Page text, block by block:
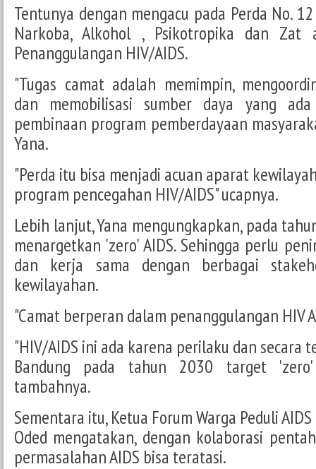
Tentunya dengan mengacu pada Perda No.
Narkoba, Alkohol , Psikotropika dan Zat
Penanggulangan HIV/AIDS.
"Tugas camat adalah memimpin,
dan memobilisasi sumber daya yang
pembinaan program pemberdayaan
Yana.
"Perda itu bisa menjadi acuan aparat
program pencegahan HIV/AIDS" ucapnya.
Lebih lanjut, Yana mengungkapkan, pada
menargetkan 'zero' AIDS. Sehingga perlu
dan kerja sama dengan berbagai
kewilayahan.
"Camat berperan dalam penanggulangan HIV
"HIV/AIDS ini ada karena perilaku dan secara
Bandung pada tahun 2030 target 'zero'
tambahnya.
Sementara itu, Ketua Forum Warga Peduli
Oded mengatakan, dengan kolaborasi
permasalahan AIDS bisa teratasi.